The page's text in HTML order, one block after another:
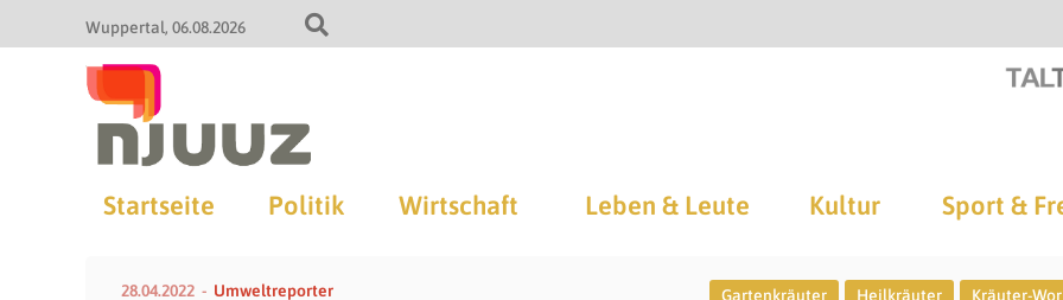
Wuppertal 06.08.2026
Startseite Politik Wirtschaft Leben & Leute Kultur Sport &
28.04.2022 Umweltreporter Gartenkräuter Heilkräuter
Kräuter-